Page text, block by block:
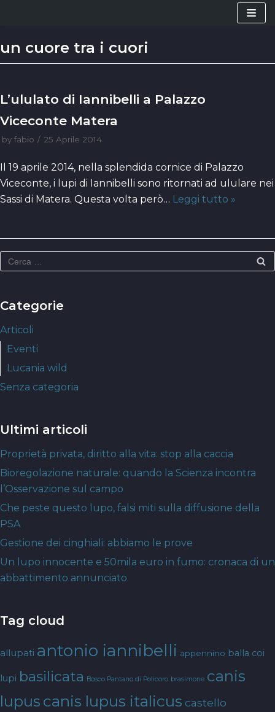
contenuto
un cuore tra i cuori
L’ululato di Iannibelli a Palazzo
Viceconte Matera
by fabio 25 Aprile 2014
Il 19 aprile 2014, nella splendida cornice di Palazzo
Viceconte, i lupi di Iannibelli sono ritornati ad ululare nei
Sassi di Matera. Questa volta però… Leggi tutto »
Categorie
Articoli
Eventi
Lucania wild
Senza categoria
Ultimi articoli
Proprietà privata, diritto alla vita: stop alla caccia
Bioregolazione naturale: quando la Scienza incontra
l’Osservazione sul campo
Che peste questo lupo, falsi miti sulla diffusione della
PSA
Gestione dei cinghiali: abbiamo le prove
Un lupo innocente e 50mila euro in fumo: cronaca di un
abbattimento annunciato
Tag cloud
allupati antonio iannibelli appennino balla coi
lupi basilicata Bosco Pantano di Policoro brasimone canis
lupus canis lupus italicus castello